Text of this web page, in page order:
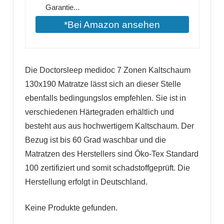
Garantie...
*Bei Amazon ansehen
Die Doctorsleep medidoc 7 Zonen Kaltschaum
130x190 Matratze lässt sich an dieser Stelle
ebenfalls bedingungslos empfehlen. Sie ist in
verschiedenen Härtegraden erhältlich und
besteht aus aus hochwertigem Kaltschaum. Der
Bezug ist bis 60 Grad waschbar und die
Matratzen des Herstellers sind Öko-Tex Standard
100 zertifiziert und somit schadstoffgeprüft. Die
Herstellung erfolgt in Deutschland.
Keine Produkte gefunden.